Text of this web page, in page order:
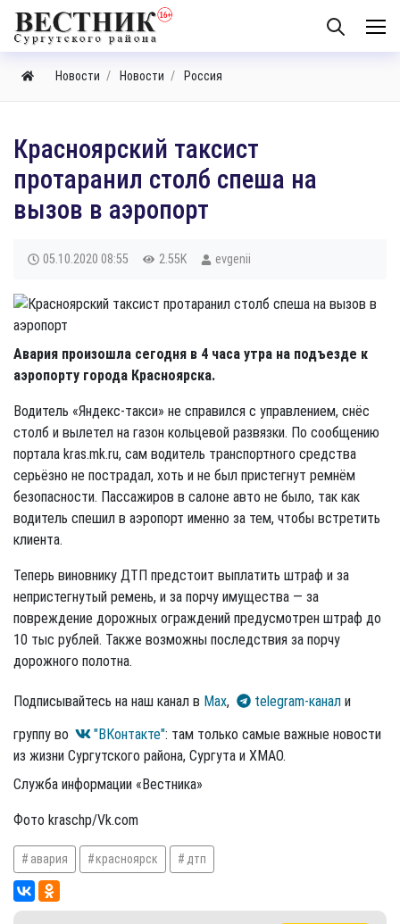
Новости Новости Россия
Красноярский таксист
протаранил столб спеша на
вызов в аэропорт
05.10.2020 08:55 2.55K evgenii
Авария произошла сегодня в 4 часа утра на подъезде к
аэропорту города Красноярска.
Водитель «Яндекс-такси» не справился с управлением, снёс
столб и вылетел на газон кольцевой развязки. По сообщению
портала kras.mk.ru, сам водитель транспортного средства
серьёзно не пострадал, хоть и не был пристегнут ремнём
безопасности. Пассажиров в салоне авто не было, так как
водитель спешил в аэропорт именно за тем, чтобы встретить
клиента.
Теперь виновнику ДТП предстоит выплатить штраф и за
непристегнутый ремень, и за порчу имущества — за
повреждение дорожных ограждений предусмотрен штраф до
10 тыс рублей. Также возможны последствия за порчу
дорожного полотна.
Подписывайтесь на наш канал в Max, telegram-канал и
группу во
"ВКонтакте": там только самые важные новости
из жизни Сургутского района, Сургута и ХМАО.
Служба информации «Вестника»
Фото kraschp/Vk.com
авария красноярск дтп